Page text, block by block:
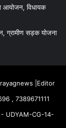
आयोजन, विधायक
ग्रामीण सड़क योजना
|Editor
, 7389671111
UDYAM-CG-14-